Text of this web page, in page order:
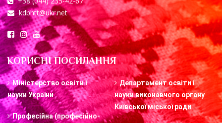
kdbhtt@ukr.net
КОРИСНІ ПОСИЛАННЯ
Міністерство освіти і
науки України
Професійна (професійно-
Департамент освіти і
науки виконавчого органу
Київської міської ради